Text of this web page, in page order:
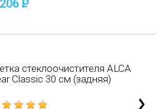
P
стеклоочистителя ALCA
Classic 30 см (задняя)